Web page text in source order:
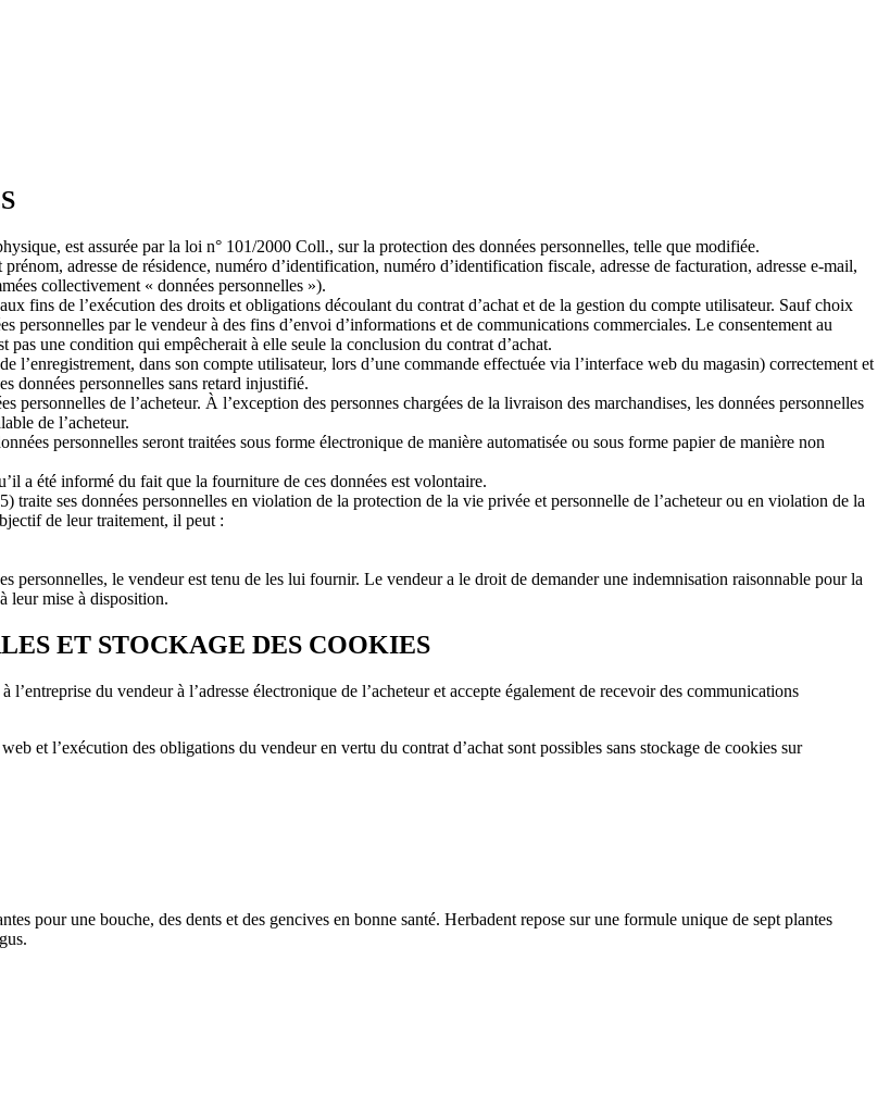
est assurée par la loi n° 101/2000 Coll., sur la protection des données personnelles, telle que modifiée.
adresse de résidence, numéro d’identification, numéro d’identification fiscale, adresse de facturation, adresse e-mail,
collectivement « données personnelles »).
fins de l’exécution des droits et obligations découlant du contrat d’achat et de la gestion du compte utilisateur. Sauf choix
personnelles par le vendeur à des fins d’envoi d’informations et de communications commerciales. Le consentement au
pas une condition qui empêcherait à elle seule la conclusion du contrat d’achat.
l’enregistrement, dans son compte utilisateur, lors d’une commande effectuée via l’interface web du magasin) correctement et
données personnelles sans retard injustifié.
personnelles de l’acheteur. À l’exception des personnes chargées de la livraison des marchandises, les données personnelles
de l’acheteur.
personnelles seront traitées sous forme électronique de manière automatisée ou sous forme papier de manière non
a été informé du fait que la fourniture de ces données est volontaire.
traite ses données personnelles en violation de la protection de la vie privée et personnelle de l’acheteur ou en violation de la
de leur traitement, il peut :
personnelles, le vendeur est tenu de les lui fournir. Le vendeur a le droit de demander une indemnisation raisonnable pour la
leur mise à disposition.
ET STOCKAGE DES COOKIES
du vendeur à l’adresse électronique de l’acheteur et accepte également de recevoir des communications
et l’exécution des obligations du vendeur en vertu du contrat d’achat sont possibles sans stockage de cookies sur
pour une bouche, des dents et des gencives en bonne santé. Herbadent repose sur une formule unique de sept plantes